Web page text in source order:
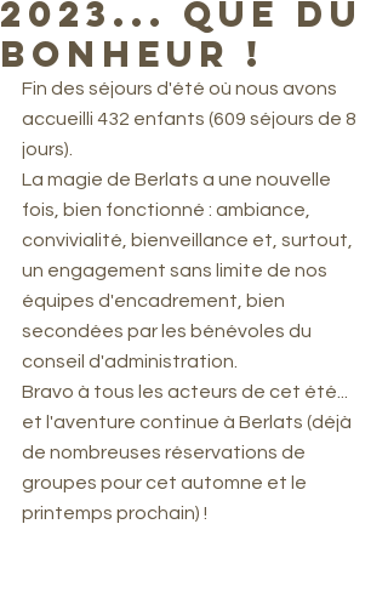
2023... que du
bonheur !
Fin des séjours d'été où nous avons
accueilli 432 enfants (609 séjours de 8
jours).
La magie de Berlats a une nouvelle
fois, bien fonctionné : ambiance,
convivialité, bienveillance et, surtout,
un engagement sans limite de nos
équipes d'encadrement, bien
secondées par les bénévoles du
conseil d'administration.
Bravo à tous les acteurs de cet été...
et l'aventure continue à Berlats (déjà
de nombreuses réservations de
groupes pour cet automne et le
printemps prochain) !